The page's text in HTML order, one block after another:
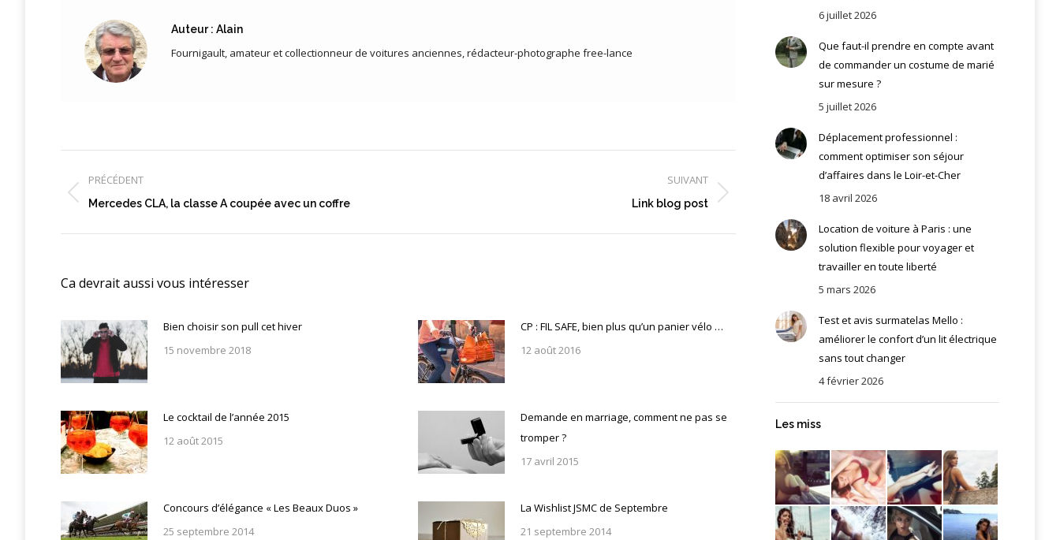
Auteur : Alain
Fournigault, amateur et collectionneur de voitures anciennes, rédacteur-photographe free-lance
articlePRÉCÉDENT
Article
Mercedes CLA, la classe A coupée avec un coffre
SUIVANT
Link blog post
Ca devrait aussi vous intéresser
Bien choisir son pull cet hiver
15 novembre 2018
CP : FIL SAFE, bien plus qu’un panier vélo …
12 août 2016
Le cocktail de l’année 2015
12 août 2015
Demande en marriage, comment ne pas se
tromper ?
17 avril 2015
Concours d’élégance « Les Beaux Duos »
25 septembre 2014
La Wishlist JSMC de Septembre
21 septembre 2014
6 juillet 2026
Que faut-il prendre en compte avant
de commander un costume de marié
sur mesure ?
5 juillet 2026
Déplacement professionnel :
comment optimiser son séjour
d’affaires dans le Loir-et-Cher
18 avril 2026
Location de voiture à Paris : une
solution flexible pour voyager et
travailler en toute liberté
5 mars 2026
Test et avis surmatelas Mello :
améliorer le confort d’un lit électrique
sans tout changer
4 février 2026
Les miss